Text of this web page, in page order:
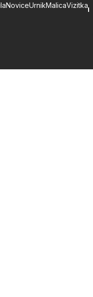
NoviceUrnikMalicaVizitka